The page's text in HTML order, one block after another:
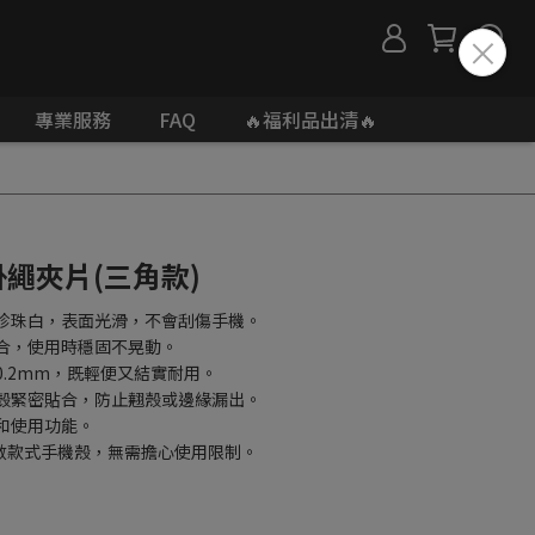
專業服務 FAQ 🔥福利品出清🔥
夾片(三角款)
白，表面光滑，不會刮傷手機。
使用時穩固不晃動。
，既輕便又結實耐用。
密貼合，防止翹殼或邊緣漏出。
用功能。
式手機殼，無需擔心使用限制。